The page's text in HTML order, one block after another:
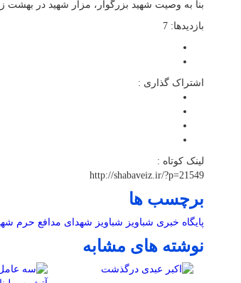
بنا به وصیت شهید بزرگوار، مزار شهید در
بازدیدها: 7
اشتراک گذاری :
لینک کوتاه :
http://shabaveiz.ir/?p=21549
برچسب ها
پایگاه خبری شباویز شباویز شهدای مدافع حرم
نوشته های مشابه